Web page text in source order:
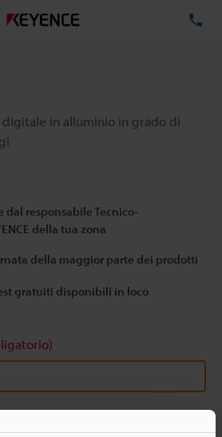
digitale in alluminio in grado di
responsabile Tecnico-
della tua zona
della maggior parte dei prodotti
gratuiti disponibili in loco